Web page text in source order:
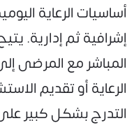
أساسيات الرعاية
إشرافية ثم إدارية.
المباشر مع المرضى
الرعاية أو تقديم
التدرج بشكل كبير